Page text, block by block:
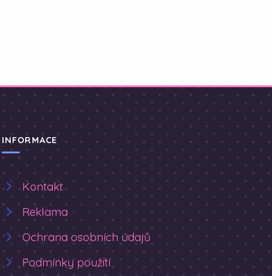
INFORMACE
Kontakt
Reklama
Ochrana osobních údajů
Podmínky použití